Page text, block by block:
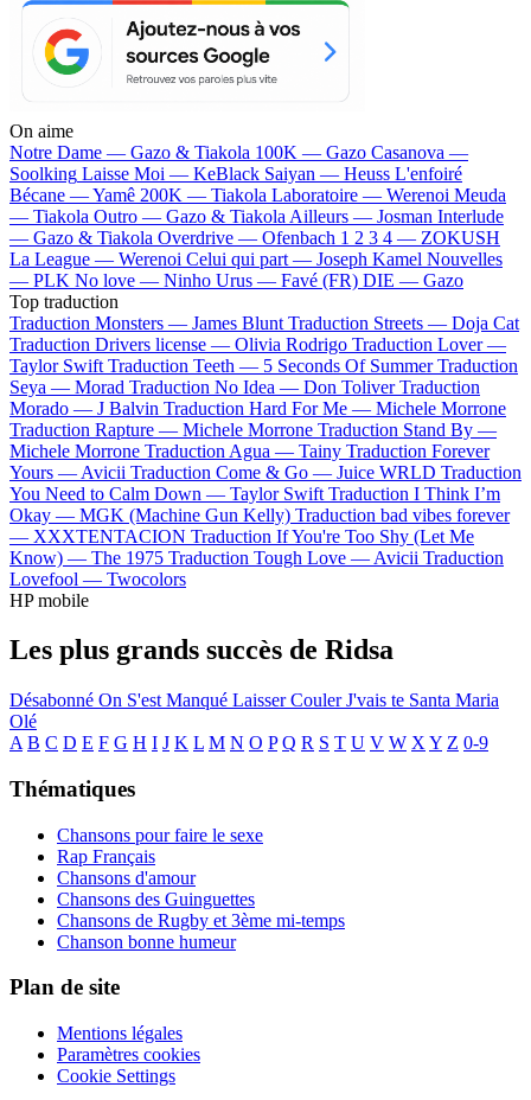
On aime
Notre Dame — Gazo & Tiakola 100K — Gazo Casanova —
Soolking Laisse Moi — KeBlack Saiyan — Heuss L'enfoiré
Bécane —Yamê 200K — Tiakola Laboratoire — Werenoi Meuda
— Tiakola Outro — Gazo & Tiakola Ailleurs — Josman Interlude
— Gazo & Tiakola Overdrive — Ofenbach 1 2 3 4 — ZOKUSH
La League — Werenoi Celui qui part — Joseph Kamel Nouvelles
— PLK No love — Ninho Urus — Favé (FR) DIE — Gazo
Top traduction
Traduction Monsters — James Blunt Traduction Streets — Doja Cat
Traduction Drivers license — Olivia Rodrigo Traduction Lover —
Taylor Swift Traduction Teeth — 5 Seconds Of Summer Traduction
Seya — Morad Traduction No Idea — Don Toliver Traduction
Morado — J Balvin Traduction Hard For Me — Michele Morrone
Traduction Rapture — Michele Morrone Traduction Stand By —
Michele Morrone Traduction Agua — Tainy Traduction Forever
Yours — Avicii Traduction Come & Go — Juice WRLD Traduction
You Need to Calm Down — Taylor Swift Traduction I Think I’m
Okay — MGK (Machine Gun Kelly) Traduction bad vibes forever
— XXXTENTACION Traduction If You're Too Shy (Let Me
Know) — The 1975 Traduction Tough Love — Avicii Traduction
Lovefool — Twocolors
HP mobile
Les plus grands succès de Ridsa
Désabonné On S'est Manqué Laisser CoulerJ'vais te Santa Maria
Olé
A B C D E F G H I J K L M N O P Q R S T U V W X Y Z 0-9
Thématiques
Chansons pour faire le sexe
Rap Français
Chansons d'amour
Chansons des Guinguettes
Chansons de Rugby et 3ème mi-temps
Chanson bonne humeur
Plan de site
Mentions légales
Paramètres cookies
Cookie Settings